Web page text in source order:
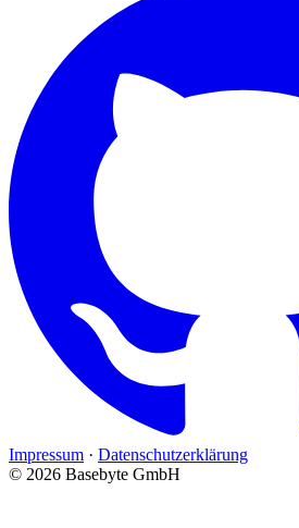
Impressum · Datenschutzerklärung
© 2026 Basebyte GmbH